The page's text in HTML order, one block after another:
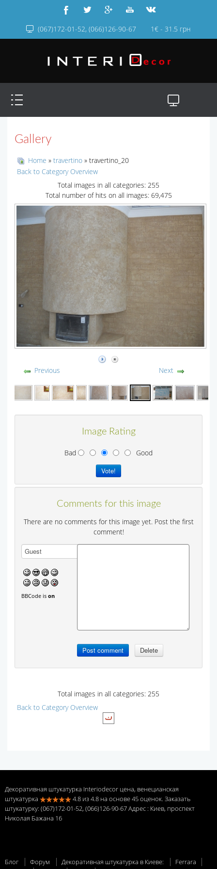
(067)172-01-52, (066)126-90-67 1€ - 31.5 грн
Gallery
Home » travertino » travertino_20
Back to Category Overview
Total images in all categories: 255
Total number of hits on all images: 69,475
Previous Next
Image Rating
Bad Good
Comments for this image
There are no comments for this image yet. Post the first
comment!
BBCode ison
Total images in all categories: 255
Back to Category Overview
Декоративная штукатурка Interiodecor цена, венецианская
штукатурка
4.8 из4.8 на основе45оценок. Заказать
штукатурку: (067)172-01-52, (066)126-90-67 Адрес : Киев, проспект
Николая Бажана 16
Блог Форум Декоративная штукатурка в Киеве:
Ferrara